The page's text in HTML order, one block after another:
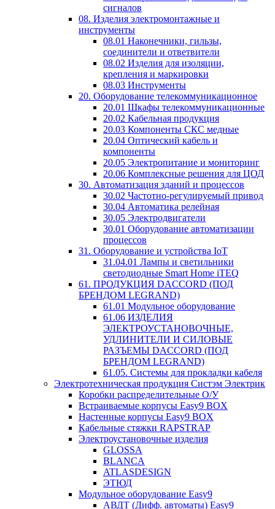
сигналов
08. Изделия электромонтажные и
инструменты
08.01 Наконечники, гильзы,
соединители и ответвители
08.02 Изделия для изоляции,
крепления и маркировки
08.03 Инструменты
20. Оборудование телекоммуникационное
20.01 Шкафы телекоммуникационные
20.02 Кабельная продукция
20.03 Компоненты СКС медные
20.04 Оптический кабель и
компоненты
20.05 Электропитание и мониторинг
20.06 Комплексные решения для ЦОД
30. Автоматизация зданий и процессов
30.02 Частотно-регулируемый привод
30.04 Автоматика релейная
30.05 Электродвигатели
30.01 Оборудование автоматизации
процессов
31. Оборудование и устройства IoT
31.04.01 Лампы и светильники
светодиодные Smart Home iTEQ
61. ПРОДУКЦИЯ DACCORD (ПОД
БРЕНДОМ LEGRAND)
61.01 Модульное оборудование
61.06 ИЗДЕЛИЯ
ЭЛЕКТРОУСТАНОВОЧНЫЕ,
УДЛИНИТЕЛИ И СИЛОВЫЕ
РАЗЪЕМЫ DACCORD (ПОД
БРЕНДОМ LEGRAND)
61.05. Системы для прокладки кабеля
Электротехническая продукция Систэм Электрик
Коробки распределительные О/У
Встраиваемые корпусы Easy9 BOX
Настенные корпусы Easy9 BOX
Кабельные стяжки RAPSTRAP
Электроустановочные изделия
GLOSSA
BLANCA
ATLASDESIGN
ЭТЮД
Модульное оборудование Easy9
АВДТ (Дифф. автоматы) Easy9